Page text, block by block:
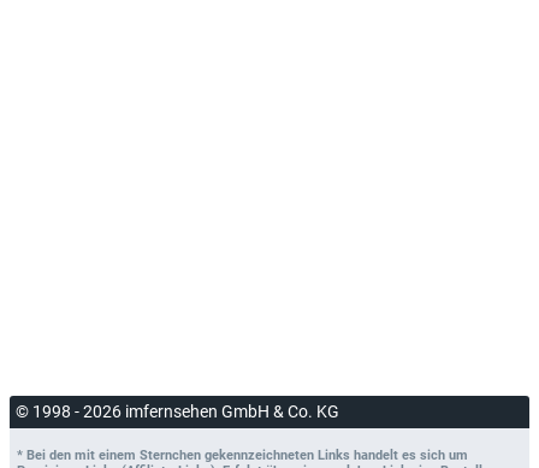
© 1998 - 2026 imfernsehen GmbH & Co. KG
* Bei den mit einem Sternchen gekennzeichneten Links handelt es sich um